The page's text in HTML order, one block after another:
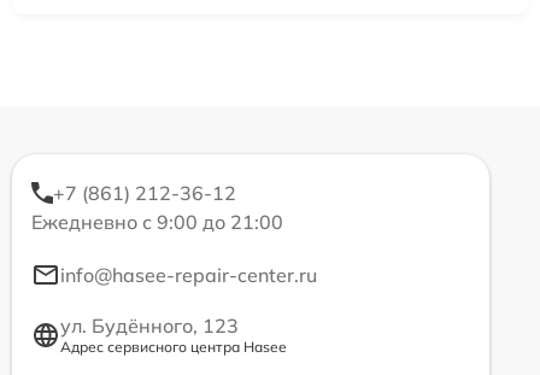
+7 (861) 212-36-12
Ежедневно с 9:00 до 21:00
info@hasee-repair-center.ru
ул. Будённого, 123
Адрес сервисного центра Hasee